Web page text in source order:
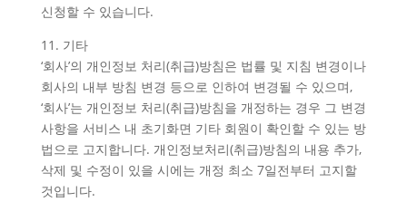
신청할 수 있습니다.
11. 기타
‘회사’의 개인정보 처리(취급)방침은 법률 및 지침 변경이나
회사의 내부 방침 변경 등으로 인하여 변경될 수 있으며,
‘회사’는 개인정보 처리(취급)방침을 개정하는 경우 그 변경
사항을 서비스 내 초기화면 기타 회원이 확인할 수 있는 방
법으로 고지합니다. 개인정보처리(취급)방침의 내용 추가,
삭제 및 수정이 있을 시에는 개정 최소 7일전부터 고지할
것입니다.